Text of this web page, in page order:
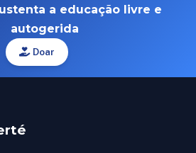
a educação livre e
autogerida
Doar